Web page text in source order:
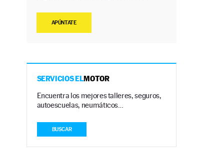
APÚNTATE
SERVICIOS ELMOTOR
Encuentra los mejores talleres, seguros,
autoescuelas, neumáticos…
BUSCAR